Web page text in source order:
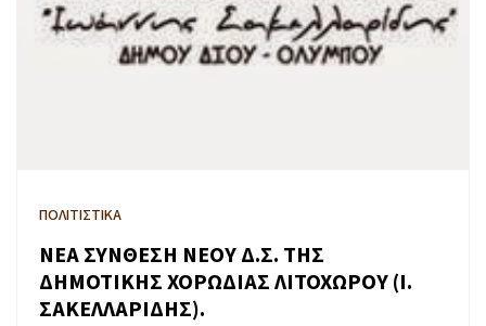
ΠΟΛΙΤΙΣΤΙΚΑ
ΝΕΑ ΣΥΝΘΕΣΗ ΝΕΟΥ Δ.Σ. ΤΗΣ
ΔΗΜΟΤΙΚΗΣ ΧΟΡΩΔΙΑΣ ΛΙΤΟΧΩΡΟΥ (Ι.
ΣΑΚΕΛΛΑΡΙΔΗΣ).